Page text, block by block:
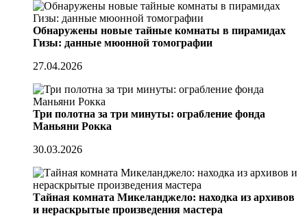
Обнаружены новые тайные комнаты в пирамидах
Гизы: данные мюонной томографии
27.04.2026
Три полотна за три минуты: ограбление фонда
Маньяни Рокка
30.03.2026
Тайная комната Микеланджело: находка из архивов
и нераскрытые произведения мастера